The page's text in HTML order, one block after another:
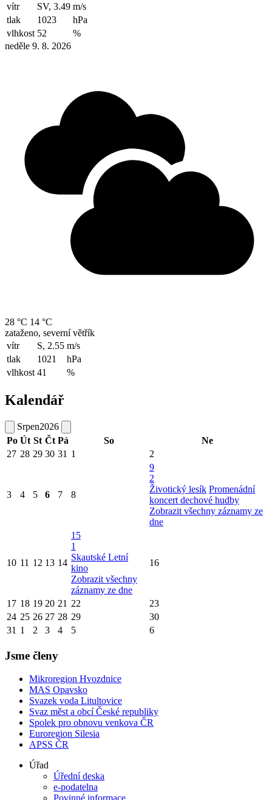
vítr
SV, 3.49 m/s
tlak
1023
hPa
vlhkost 52
%
neděle 9. 8. 2026
28 °C 14 °C
zataženo, severní větřík
vítr
S, 2.55 m/s
tlak
1021
hPa
vlhkost 41 %
Kalendář
Srpen2026
Po Út St Čt Pá So
Ne
27 28 29 30 31 1 2
3 4 5 6 7 8
9
2
Životický lesík Promenádní
koncert dechové hudby
Zobrazit všechny záznamy ze
dne
10 11 12 13 14
15
1
Skautské Letní
kino
Zobrazit všechny
záznamy ze dne
16
17 18 19 20 21 22
23
24 25 26 27 28 29
30
31 1 2 3 4 5 6
Jsme členy
Mikroregion Hvozdnice
MAS Opavsko
Svazek voda Litultovice
Svaz měst a obcí České republiky
Spolek pro obnovu venkova ČR
Euroregion Silesia
APSS ČR
Úřad
Úřední deska
e-podatelna